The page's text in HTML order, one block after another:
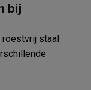
bij
roestvrij staal